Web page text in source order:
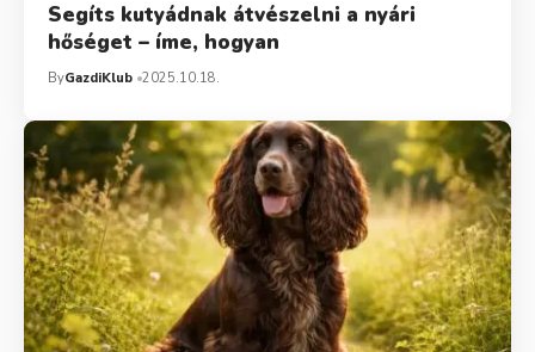
Segíts kutyádnak átvészelni a nyári
hőséget – íme, hogyan
ByGazdiKlub 2025.10.18.